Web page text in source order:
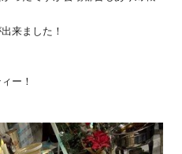
来ました！
ー！